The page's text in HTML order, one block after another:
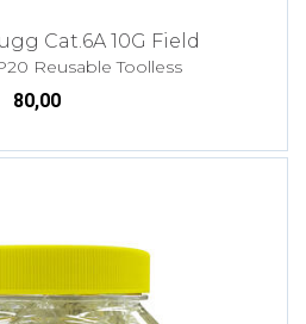
Cat.6A 10G Field
Reusable Toolless
80,00